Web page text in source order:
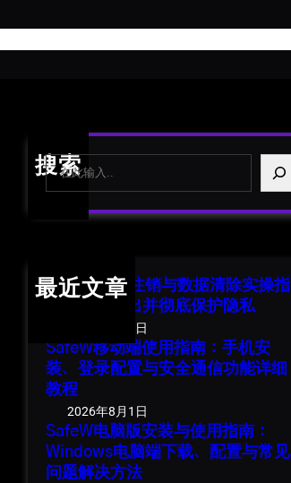
搜索
S
最近文章
SafeW 账号注销与数据清除实操指
南：安全退出并彻底保护隐私
2026年8月1日
SafeW移动端使用指南：手机安
装、登录配置与安全通信功能详细
教程
2026年8月1日
SafeW电脑版安装与使用指南：
Windows电脑端下载、配置与常见
问题解决方法